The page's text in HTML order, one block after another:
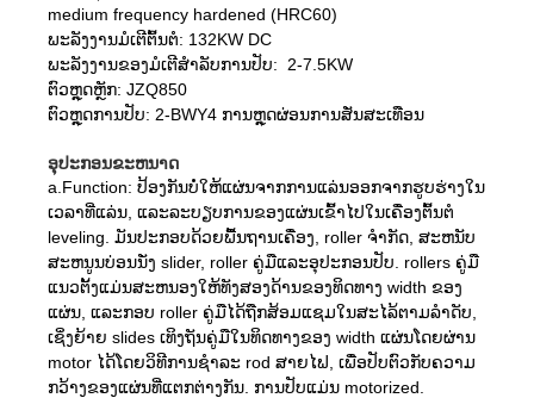
medium frequency hardened (HRC60)
ພະລັງງານມໍເຕີຕົ້ນຕໍ: 132KW DC
ພະລັງງານຂອງມໍເຕີສໍາລັບການປັບ: 2-7.5KW
ຕົວຫຼຸດຫຼັກ: JZQ850
ຕົວຫຼຸດການປັບ: 2-BWY4 ການຫຼຸດຜ່ອນການສັ່ນສະເທືອນ
ອຸປະກອນຂະຫນາດ
a.Function: ປ້ອງກັນບໍ່ໃຫ້ແຜ່ນຈາກການແລ່ນອອກຈາກຮູບຮ່າງໃນ
ເວລາທີ່ແລ່ນ, ແລະລະບຽບການຂອງແຜ່ນເຂົ້າໄປໃນເຄື່ອງຕົ້ນຕໍ
leveling. ມັນປະກອບດ້ວຍພື້ນຖານເຄື່ອງ, roller ຈໍາກັດ, ສະຫນັບ
ສະຫນູນບ່ອນນັ່ງ slider, roller ຄູ່ມືແລະອຸປະກອນປັບ. rollers ຄູ່ມື
ແນວຕັ້ງແມ່ນສະຫນອງໃຫ້ທັງສອງດ້ານຂອງທິດທາງ width ຂອງ
ແຜ່ນ, ແລະກອບ roller ຄູ່ມືໄດ້ຖືກສ້ອມແຊມໃນສະໄລ້ຕາມລໍາດັບ,
ເຊິ່ງຍ້າຍ slides ເທິງຖັນຄູ່ມືໃນທິດທາງຂອງ width ແຜ່ນໂດຍຜ່ານ
motor ໄດ້ໂດຍວິທີການຊໍາລະ rod ສາຍໄຟ, ເພື່ອປັບຕົວກັບຄວາມ
ກວ້າງຂອງແຜ່ນທີ່ແຕກຕ່າງກັນ. ການປັບແມ່ນ motorized.